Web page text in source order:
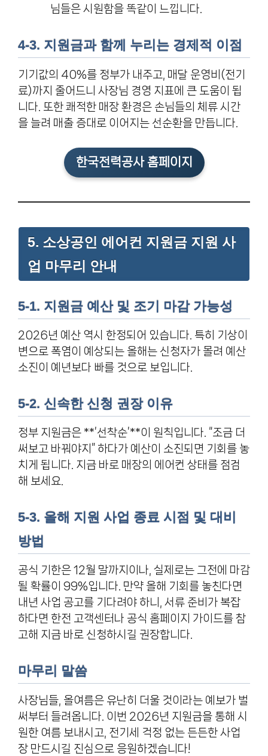
님들은 시원함을 똑같이 느낍니다.
4-3. 지원금과 함께 누리는 경제적 이점
기기값의 40%를 정부가 내주고, 매달 운영비(전기
료)까지 줄어드니 사장님 경영 지표에 큰 도움이 됩
니다. 또한 쾌적한 매장 환경은 손님들의 체류 시간
을 늘려 매출 증대로 이어지는 선순환을 만듭니다.
한국전력공사 홈페이지
5. 소상공인 에어컨 지원금 지원 사
업 마무리 안내
5-1. 지원금 예산 및 조기 마감 가능성
2026년 예산 역시 한정되어 있습니다. 특히 기상이
변으로 폭염이 예상되는 올해는 신청자가 몰려 예산
소진이 예년보다 빠를 것으로 보입니다.
5-2. 신속한 신청 권장 이유
정부 지원금은 **’선착순’**이 원칙입니다. “조금 더
써보고 바꿔야지” 하다가 예산이 소진되면 기회를 놓
치게 됩니다. 지금 바로 매장의 에어컨 상태를 점검
해 보세요.
5-3. 올해 지원 사업 종료 시점 및 대비
방법
공식 기한은 12월 말까지이나, 실제로는 그전에 마감
될 확률이 99%입니다. 만약 올해 기회를 놓친다면
내년 사업 공고를 기다려야 하니, 서류 준비가 복잡
하다면 한전 고객센터나 공식 홈페이지 가이드를 참
고해 지금 바로 신청하시길 권장합니다.
마무리 말씀
사장님들, 올여름은 유난히 더울 것이라는 예보가 벌
써부터 들려옵니다. 이번 2026년 지원금을 통해 시
원한 여름 보내시고, 전기세 걱정 없는 든든한 사업
장 만드시길 진심으로 응원하겠습니다!